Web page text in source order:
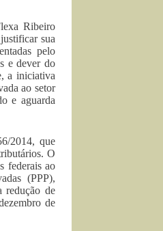
Ribeiro
sua
pelo
e dever do
a iniciativa
ao setor
e aguarda
2014, que
O
federais ao
(PPP),
redução de
de